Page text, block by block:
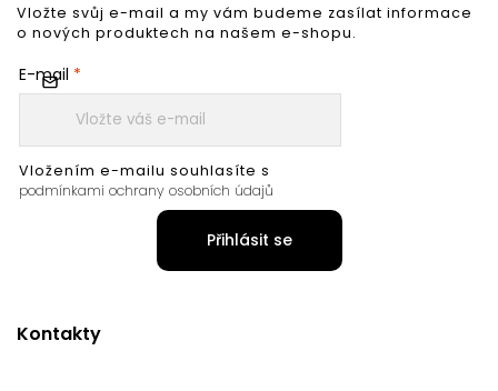
Kontakty
Vložte svůj e-mail a my vám budeme zasílat informace
o nových produktech na našem e-shopu.
E-mail
Vložením e-mailu souhlasíte s
podmínkami ochrany osobních údajů
Přihlásit se